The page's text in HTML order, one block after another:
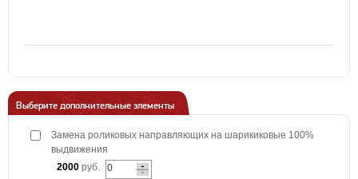
Выберите дополнительные элементы
Замена роликовых направляющих на шарикиковые 100%
выдвижения
2000 руб.